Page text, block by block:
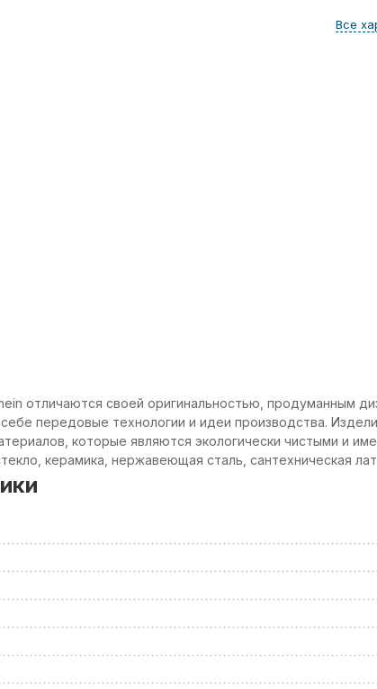
Все
отличаются своей оригинальностью, продуманным
передовые технологии и идеи производства.
которые являются экологически чистыми и
керамика, нержавеющая сталь, сантехническая